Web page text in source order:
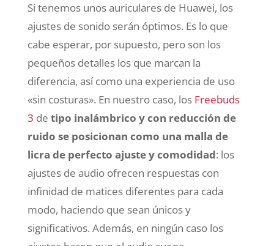
Si tenemos unos auriculares de Huawei, los
ajustes de sonido serán óptimos. Es lo que
cabe esperar, por supuesto, pero son los
pequeños detalles los que marcan la
diferencia, así como una experiencia de uso
«sin costuras». En nuestro caso, los Freebuds
3 de tipo inalámbrico y con reducción de
ruido se posicionan como una malla de
licra de perfecto ajuste y comodidad: los
ajustes de audio ofrecen respuestas con
infinidad de matices diferentes para cada
modo, haciendo que sean únicos y
significativos. Además, en ningún caso los